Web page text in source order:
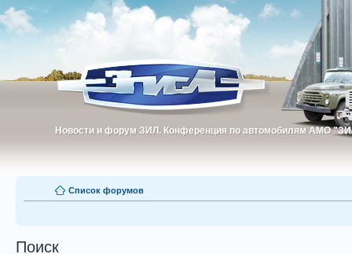
Новости и форум ЗИЛ. Конференция по автомобилям АМО
Новости и форум ЗИЛ. Конференция по автомобилям АМО
Список форумов
Поиск